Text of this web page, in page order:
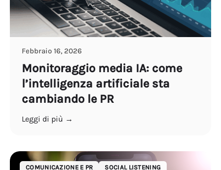
Febbraio 16, 2026
Monitoraggio media IA: come
l’intelligenza artificiale sta
cambiando le PR
Leggi di più →
COMUNICAZIONE E PR SOCIAL LISTENING